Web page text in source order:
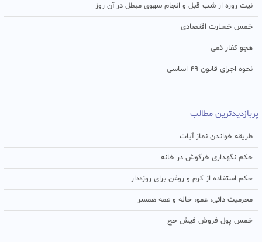
نیت روزه از شب قبل و انجام سهوی مبطل در آن روز
خمس خسارت اقتصادی
هجو کفار ذمی
نحوه اجرای قانون ۴۹ اساسی
پربازدیدترین مطالب
طریقه خواندن نماز آیات
حکم نگهداری خرگوش در خانه
حکم استفاده از کرم و روغن برای روزه‌دار
محرمیت دائی، عمو، خاله و عمه همسر
خمس پول فروش فیش حج